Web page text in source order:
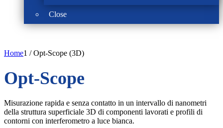
Close
Home1 / Opt-Scope (3D)
Opt-Scope
Misurazione rapida e senza contatto in un intervallo di nanometri
della struttura superficiale 3D di componenti lavorati e profili di
contorni con interferometro a luce bianca.